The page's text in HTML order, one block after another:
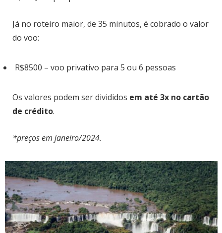
Já no roteiro maior, de 35 minutos, é cobrado o valor
do voo:
R$8500 – voo privativo para 5 ou 6 pessoas
Os valores podem ser divididos em até 3x no cartão
de crédito.
*preços em janeiro/2024.